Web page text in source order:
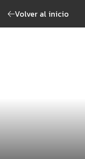
Volver al inicio